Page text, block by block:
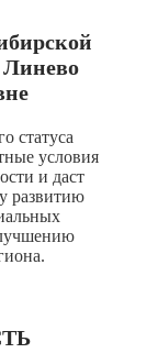
Линево
статуса
условия
и даст
развитию